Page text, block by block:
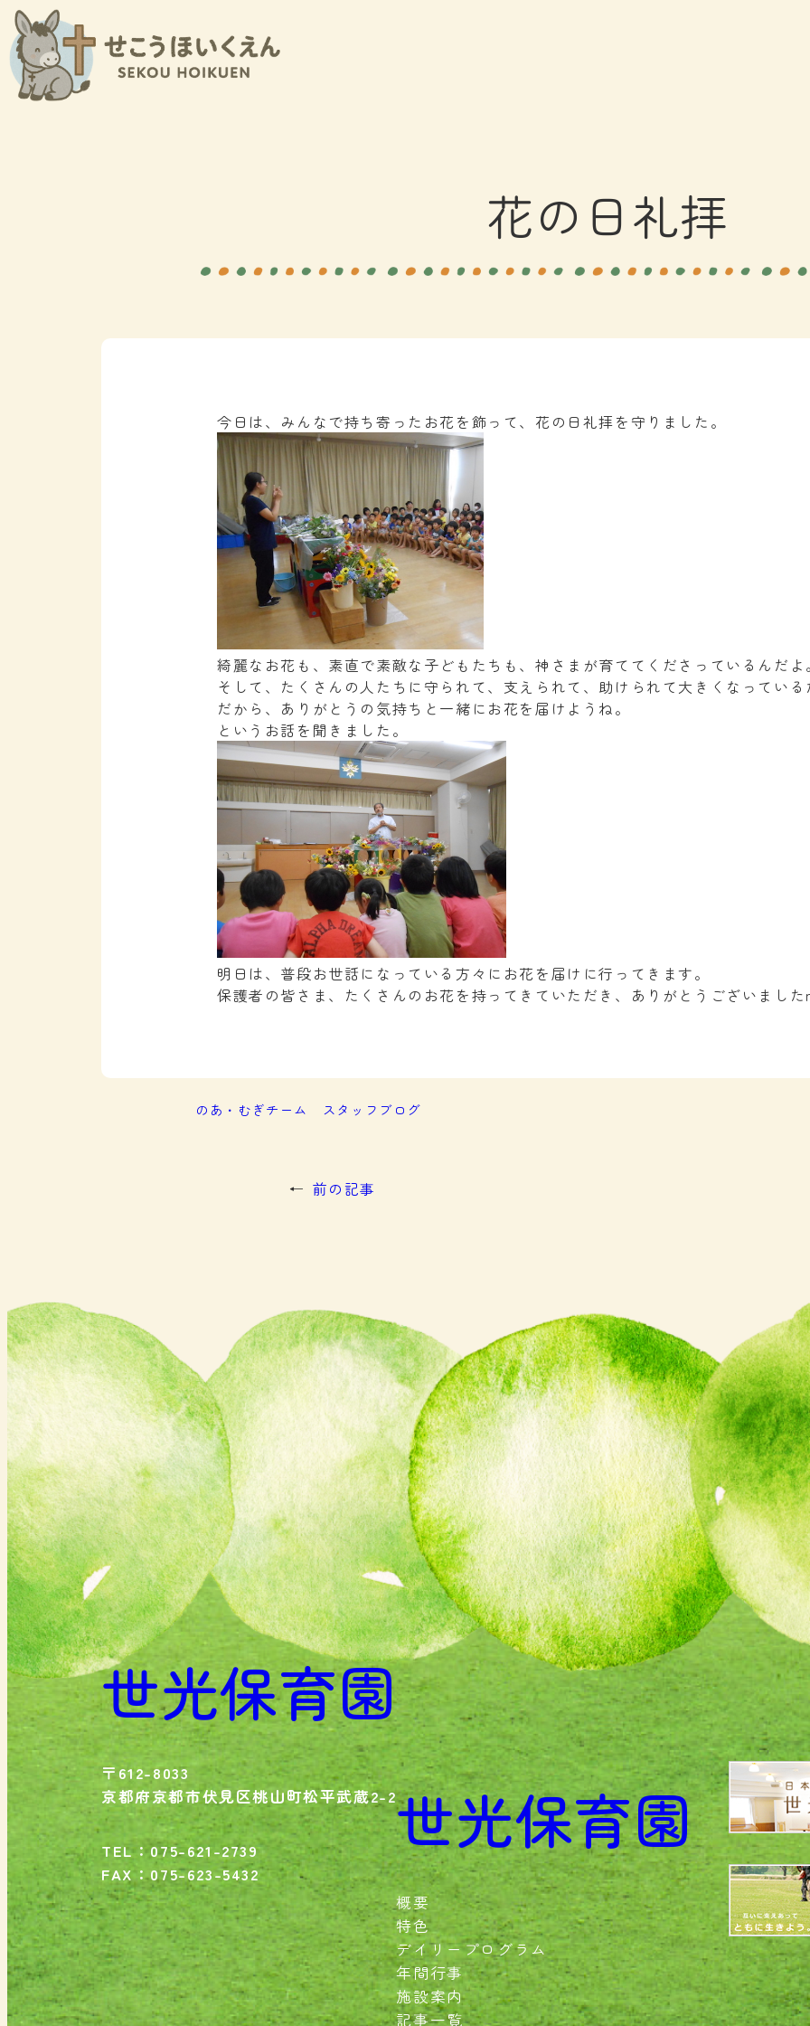
内
容
を
ス
花の日礼拝
今日は、みんなで持ち寄ったお花を飾って、花の日礼拝を守りました。
綺麗なお花も、素直で素敵な子どもたちも、神さまが育ててくださっているんだよ。
そして、たくさんの人たちに守られて、支えられて、助けられて大きくなっている
だから、ありがとうの気持ちと一緒にお花を届けようね。
というお話を聞きました。
明日は、普段お世話になっている方々にお花を届けに行ってきます。
保護者の皆さま、たくさんのお花を持ってきていただき、ありがとうございまし
のあ・むぎチーム スタッフブログ
← 前の記事
世光保育園
〒612-8033
京都府京都市伏見区桃山町松平武蔵2-2
TEL：075-621-2739
FAX：075-623-5432
世光保育園
概要
特色
デイリープログラム
年間行事
施設案内
記事一覧